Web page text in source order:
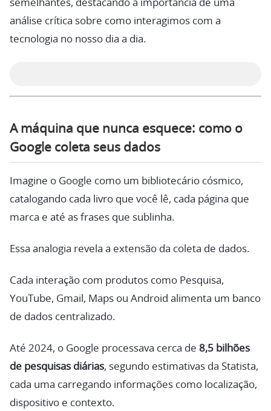
semelhantes, destacando a importância de uma
análise crítica sobre como interagimos com a
tecnologia no nosso dia a dia.
A máquina que nunca esquece: como o
Google coleta seus dados
Imagine o Google como um bibliotecário cósmico,
catalogando cada livro que você lê, cada página que
marca e até as frases que sublinha.
Essa analogia revela a extensão da coleta de dados.
Cada interação com produtos como Pesquisa,
YouTube, Gmail, Maps ou Android alimenta um banco
de dados centralizado.
Até 2024, o Google processava cerca de 8,5 bilhões
de pesquisas diárias, segundo estimativas da Statista,
cada uma carregando informações como localização,
dispositivo e contexto.